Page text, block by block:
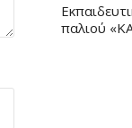
παλιού